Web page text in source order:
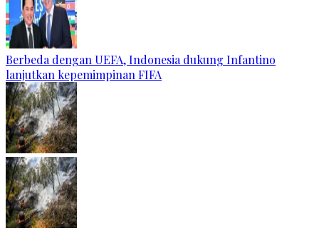
Berbeda dengan UEFA, Indonesia dukung Infantino
lanjutkan kepemimpinan FIFA